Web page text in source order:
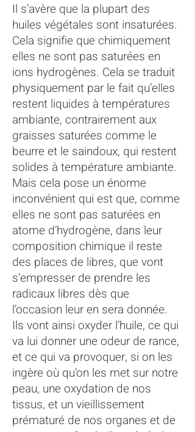
Il s’avère que la plupart des
huiles végétales sont insaturées.
Cela signifie que chimiquement
elles ne sont pas saturées en
ions hydrogènes. Cela se traduit
physiquement par le fait qu’elles
restent liquides à températures
ambiante, contrairement aux
graisses saturées comme le
beurre et le saindoux, qui restent
solides à température ambiante.
Mais cela pose un énorme
inconvénient qui est que, comme
elles ne sont pas saturées en
atome d’hydrogène, dans leur
composition chimique il reste
des places de libres, que vont
s’empresser de prendre les
radicaux libres dès que
l’occasion leur en sera donnée.
Ils vont ainsi oxyder l’huile, ce qui
va lui donner une odeur de rance,
et ce qui va provoquer, si on les
ingère où qu’on les met sur notre
peau, une oxydation de nos
tissus, et un vieillissement
prématuré de nos organes et de